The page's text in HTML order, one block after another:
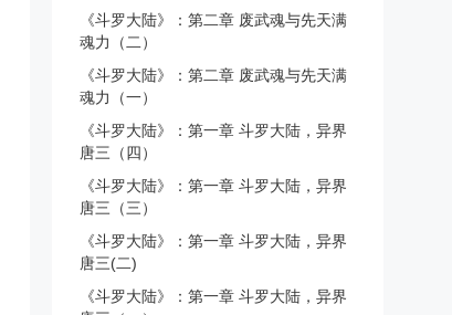
《斗罗大陆》：第二章 废武魂与先天满
魂力（二）
《斗罗大陆》：第二章 废武魂与先天满
魂力（一）
《斗罗大陆》：第一章 斗罗大陆，异界
唐三（四）
《斗罗大陆》：第一章 斗罗大陆，异界
唐三（三）
《斗罗大陆》：第一章 斗罗大陆，异界
唐三(二)
《斗罗大陆》：第一章 斗罗大陆，异界